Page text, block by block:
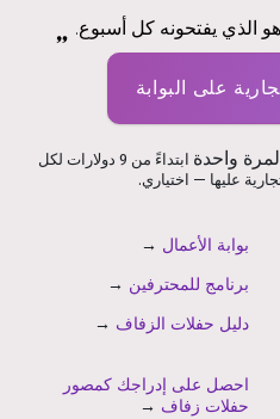
الذي يفتحونه كل أسبوع.
على البوابة
لمرة واحدة
ابتداءً من 9 دولارات لكل
عليها — اختياري.
بوابة الأعمال →
برنامج للمحترفين →
دليل حفلات الزفاف →
احصل على إدراجك كمصور
حفلات زفاف →